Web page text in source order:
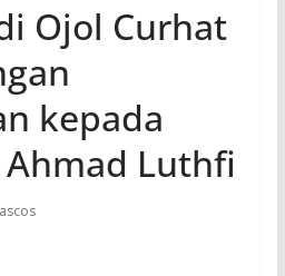
Ojol Curhat
kepada
Luthfi